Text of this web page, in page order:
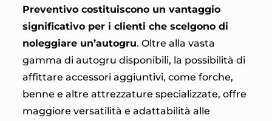
Preventivo costituiscono un vantaggio
significativo per i clienti che scelgono di
noleggiare un’autogru. Oltre alla vasta
gamma di autogru disponibili, la possibilità di
affittare accessori aggiuntivi, come forche,
benne e altre attrezzature specializzate, offre
maggiore versatilità e adattabilità alle